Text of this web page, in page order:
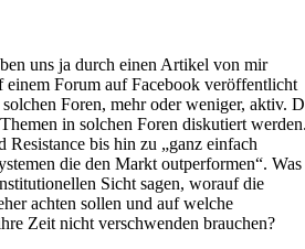
uns ja durch einen Artikel von mir
einem Forum auf Facebook veröffentlicht
Foren, mehr oder weniger, aktiv.
in solchen Foren diskutiert
Resistance bis hin zu „ganz einfach
die den Markt outperformen“. Was
Sicht sagen, worauf die
achten sollen und auf welche
Zeit nicht verschwenden brauchen?